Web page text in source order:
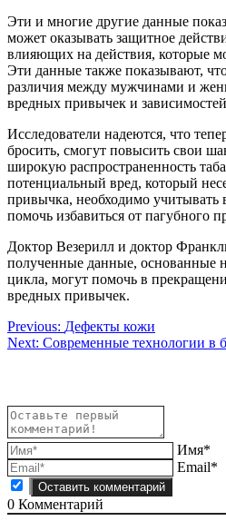
Эти и многие другие данные
может оказывать защитное
влияющих на действия, которые
Эти данные также показывают,
различия между мужчинами и
вредных привычек и
Исследователи надеются, что
бросить, смогут повысить свои
широкую распространенность
потенциальный вред, который
привычка, необходимо учитывать
помочь избавиться от пагубного
Доктор Везерилл и доктор
полученные данные, основанные
цикла, могут помочь в
вредных привычек.
Навигация
по
Previous: Дефекты кожи
Next: Современные технологии в
Имя*
Email*
0 Комментарий